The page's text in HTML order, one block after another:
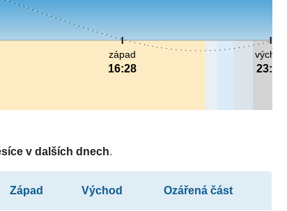
východ
23:55
západ
16:28
v dalších dnech.
Západ Východ Ozářená část